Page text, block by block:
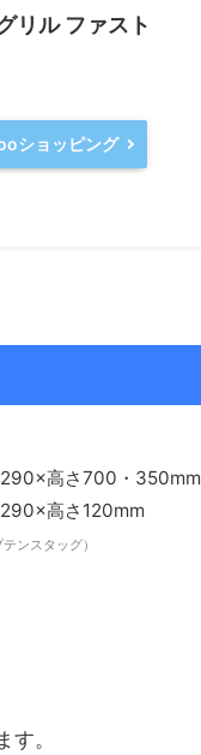
リル ファスト
ショッピング
高さ700・350mm
高さ120mm
ンスタッグ）
。